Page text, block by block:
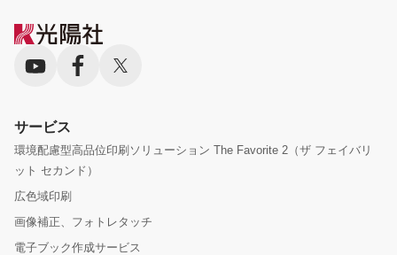
サービス
環境配慮型高品位印刷ソリューション The Favorite 2（ザ フェイバリ
ット セカンド）
広色域印刷
画像補正、フォトレタッチ
電子ブック作成サービス